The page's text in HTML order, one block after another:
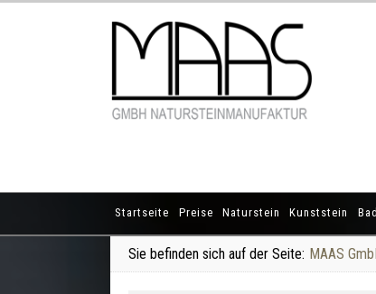
Startseite Preise Naturstein Kunststein
Sie befinden sich auf der Seite: MAAS